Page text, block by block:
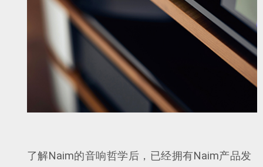
了解Naim的音响哲学后，已经拥有Naim产品发